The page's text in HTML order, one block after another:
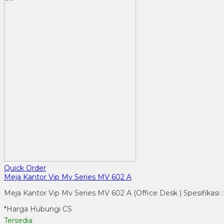
Quick Order
Meja Kantor Vip Mv Series MV 602 A
Meja Kantor Vip Mv Series MV 602 A (Office Desk ) Spesifikasi
*Harga Hubungi CS
Tersedia